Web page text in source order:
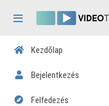
Kezdőlap
Bejelentkezés
Felfedezés